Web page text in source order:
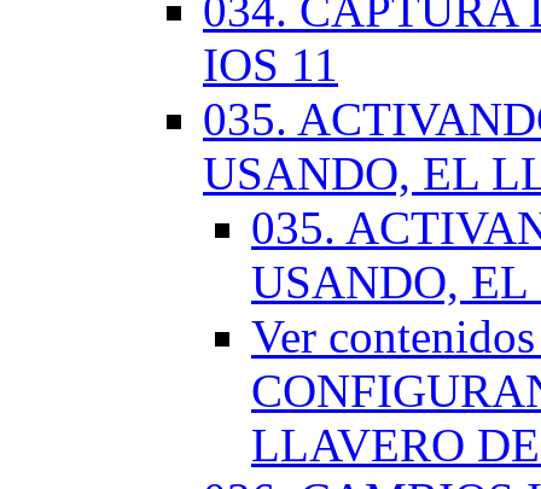
IOS 11
035.
USANDO, EL
035.
USANDO,
Ver
LLAVERO